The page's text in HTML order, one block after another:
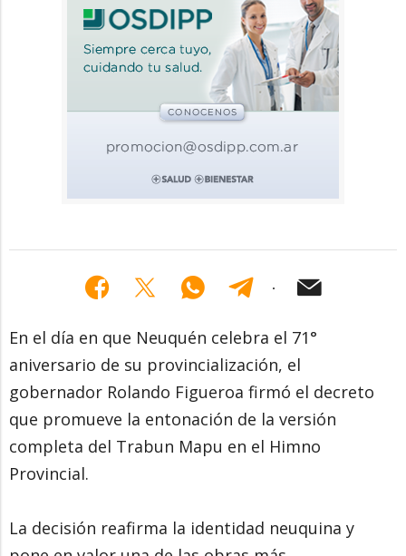
En el día en que Neuquén celebra el 71°
aniversario de su provincialización, el
gobernador Rolando Figueroa firmó el decreto
que promueve la entonación de la versión
completa del Trabun Mapu en el Himno
Provincial.
La decisión reafirma la identidad neuquina y